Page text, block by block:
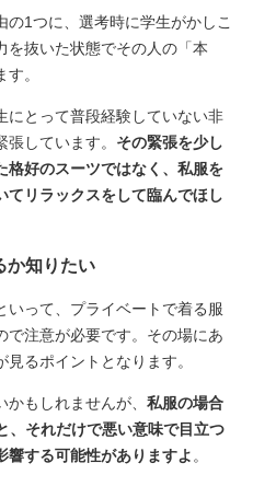
1つに、選考時に学生がかしこ
を抜いた状態でその人の「本
。
にとって普段経験していない非
しています。 その緊張を少し
格好のスーツではなく、私服を
てリラックスをして臨んでほし
か知りたい
いって、プライベートで着る服
で注意が必要です。その場にあ
るポイントとなります。
もしれませんが、 私服の場合
、それだけで悪い意味で目立つ
響する可能性がありますよ。